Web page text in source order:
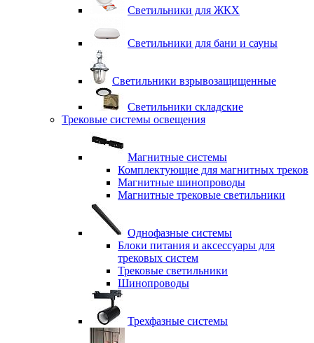
Светильники для ЖКХ
Светильники для бани и сауны
Светильники взрывозащищенные
Светильники складские
Трековые системы освещения
Магнитные системы
Комплектующие для магнитных треков
Магнитные шинопроводы
Магнитные трековые светильники
Однофазные системы
Блоки питания и аксессуары для
трековых систем
Трековые светильники
Шинопроводы
Трехфазные системы